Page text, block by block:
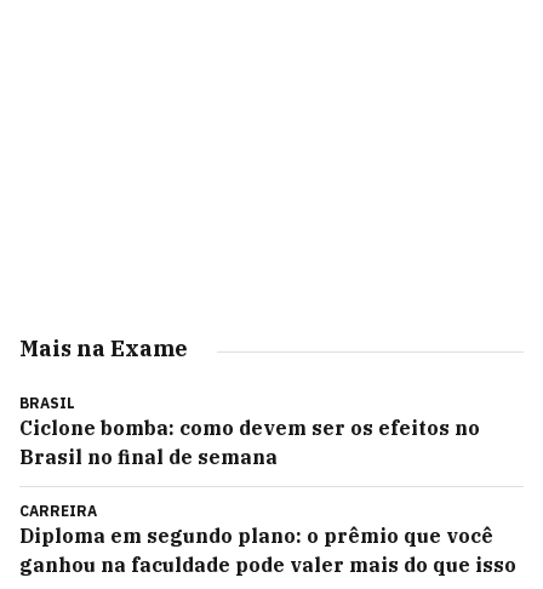
Mais na Exame
BRASIL
Ciclone bomba: como devem ser os efeitos no
Brasil no final de semana
CARREIRA
Diploma em segundo plano: o prêmio que você
ganhou na faculdade pode valer mais do que isso